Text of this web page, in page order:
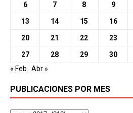
6 7 8 9
13 14 15 16
20 21 22 23
27 28 29 30
« Feb
Abr »
PUBLICACIONES POR MES